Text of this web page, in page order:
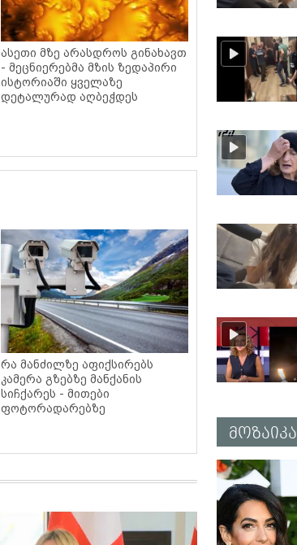
ასეთი მზე არასდროს გინახავთ
- მეცნიერებმა მზის ზედაპირი
ისტორიაში ყველაზე
დეტალურად აღბეჭდეს
რა მანძილზე აფიქსირებს
კამერა გზებზე მანქანის
სიჩქარეს - მითები
ფოტორადარებზე
მოზაიკა